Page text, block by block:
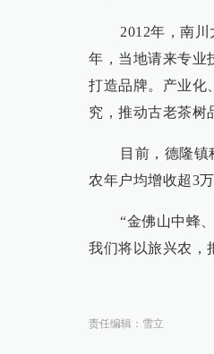
2012年，南
年，当地请来专业
打造品牌。产业化
究，推动古老茶树
目前，德隆
农年户均增收超3万
“金佛山中蜂
我们将以旅兴农，
责任编辑：雪立